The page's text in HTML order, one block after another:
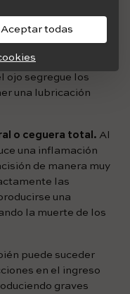
ocular. Esto
de poco tiempo y
desaparece o, por
un daño
ojo segregue los
una lubricación
o ceguera total. Al
una inflamación
de manera muy
las
una
la muerte de los
puede suceder
en el ingreso
graves
Aceptar todas